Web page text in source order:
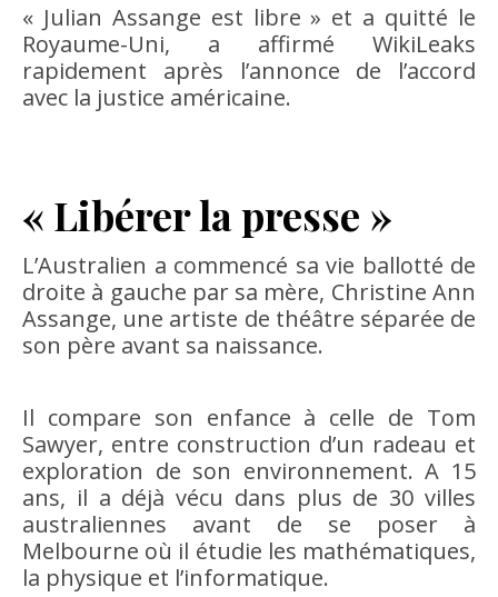
« Julian Assange est libre » et a quitté le
Royaume-Uni, a affirmé WikiLeaks
rapidement après l’annonce de l’accord
avec la justice américaine.
« Libérer la presse »
L’Australien a commencé sa vie ballotté de
droite à gauche par sa mère, Christine Ann
Assange, une artiste de théâtre séparée de
son père avant sa naissance.
Il compare son enfance à celle de Tom
Sawyer, entre construction d’un radeau et
exploration de son environnement. A 15
ans, il a déjà vécu dans plus de 30 villes
australiennes avant de se poser à
Melbourne où il étudie les mathématiques,
la physique et l’informatique.